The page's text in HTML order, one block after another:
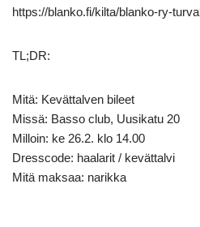
https://blanko.fi/kilta/blanko-ry-
TL;DR:
Mitä: Kevättalven bileet
Missä: Basso club, Uusikatu 20
Milloin: ke 26.2. klo 14.00
Dresscode: haalarit / kevättalvi
Mitä maksaa: narikka